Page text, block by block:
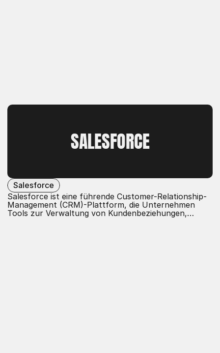
SALESFORCE
Salesforce
Salesforce ist eine führende Customer-Relationship-
Management (CRM)-Plattform, die Unternehmen
Tools zur Verwaltung von Kundenbeziehungen,